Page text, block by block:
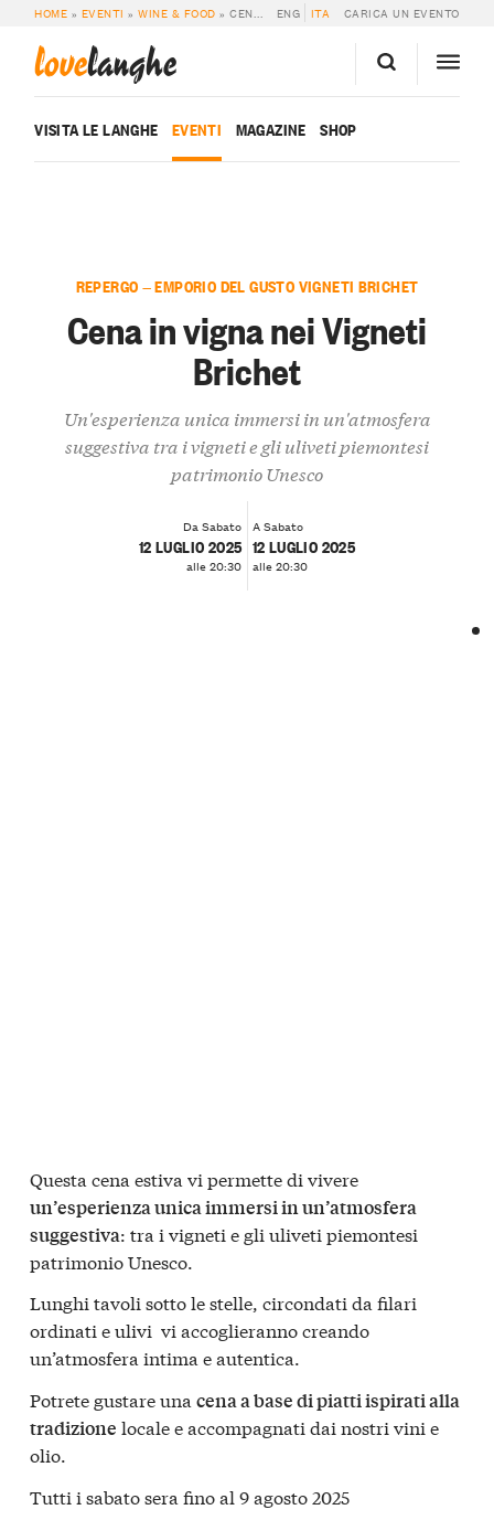
HOME » EVENTI »WINE & FOOD »CENA IN VIGNA NEI VIGNETI BRICHET ENG ITA CARICA UN EVENTO
lovelanghe
VISITA LE LANGHE EVENTI MAGAZINE SHOP
REPERGO — EMPORIO DEL GUSTO VIGNETI BRICHET
Cena in vigna nei Vigneti
Brichet
Un'esperienza unica immersi in un'atmosfera
suggestiva tra i vigneti e gli uliveti piemontesi
patrimonio Unesco
Da Sabato
12 LUGLIO 2025
alle 20:30
A Sabato
12 LUGLIO 2025
alle 20:30
Questa cena estiva vi permette di vivere
un’esperienza unica immersi in un’atmosfera
suggestiva: tra i vigneti e gli uliveti piemontesi
patrimonio Unesco.
Lunghi tavoli sotto le stelle, circondati da filari
ordinati e ulivi vi accoglieranno creando
un’atmosfera intima e autentica.
Potrete gustare una cena a base di piatti ispirati alla
tradizione locale e accompagnati dai nostri vini e
olio.
Tutti i sabato sera fino al 9 agosto 2025